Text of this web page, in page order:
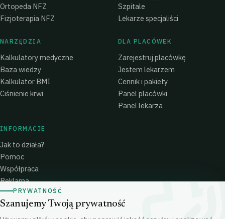
Ortopeda NFZ
Fizjoterapia NFZ
Szpitale
Lekarze specjaliści
NARZĘDZIA
Kalkulatory medyczne
Baza wiedzy
Kalkulator BMI
Ciśnienie krwi
DLA PLACÓWEK
Zarejestruj placówkę
Jestem lekarzem
Cennik i pakiety
Panel placówki
Panel lekarza
INFORMACJE
Jak to działa?
Pomoc
Współpraca
Reklama
Polityka prywatności
Polityka Cookies
PRYWATNOŚĆ
Szanujemy Twoją prywatność